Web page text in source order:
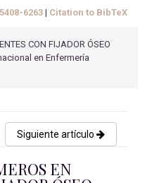
6263| Citation to BibTeX
CON FIJADOR ÓSEO
en Enfermería
Siguiente artículo
EN